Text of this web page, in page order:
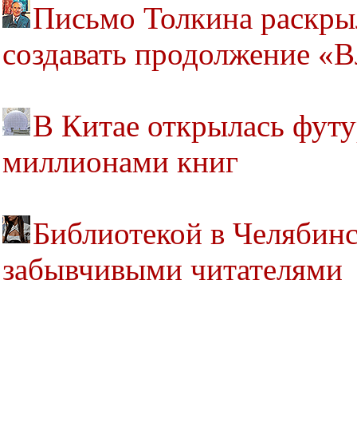
Письмо Толкина
создавать продолжение
В Китае открылась
миллионами книг
Библиотекой в
забывчивыми читателями